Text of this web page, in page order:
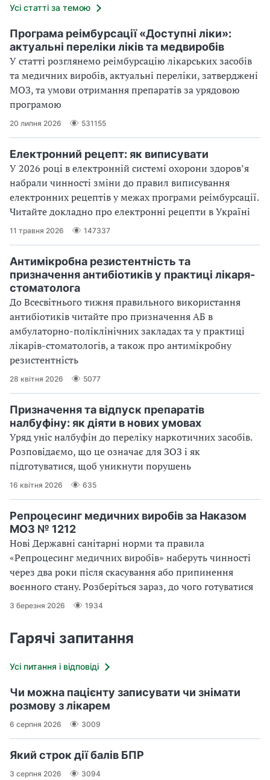
Усі статті за темою
Програма реімбурсації «Доступні ліки»:
актуальні переліки ліків та медвиробів
У статті розглянемо реімбурсацію лікарських засобів
та медичних виробів, актуальні переліки, затверджені
МОЗ, та умови отримання препаратів за урядовою
програмою
20 липня 2026 531155
Електронний рецепт: як виписувати
У 2026 році в електронній системі охорони здоровʼя
набрали чинності зміни до правил виписування
електронних рецептів у межах програми реімбурсації.
Читайте докладно про електронні рецепти в Україні
11 травня 2026 147337
Антимікробна резистентність та
призначення антибіотиків у практиці лікаря-
стоматолога
До Всесвітнього тижня правильного використання
антибіотиків читайте про призначення АБ в
амбулаторно-поліклінічних закладах та у практиці
лікарів-стоматологів, а також про антимікробну
резистентність
28 квітня 2026 5077
Призначення та відпуск препаратів
налбуфіну: як діяти в нових умовах
Уряд уніс налбуфін до переліку наркотичних засобів.
Розповідаємо, що це означає для ЗОЗ і як
підготуватися, щоб уникнути порушень
16 квітня 2026 635
Репроцесинг медичних виробів за Наказом
МОЗ № 1212
Нові Державні санітарні норми та правила
«Репроцесинг медичних виробів» наберуть чинності
через два роки після скасування або припинення
воєнного стану. Розберіться зараз, до чого готуватися
3 березня 2026 1934
Гарячі запитання
Усі питання і відповіді
Чи можна пацієнту записувати чи знімати
розмову з лікарем
6 серпня 2026 3009
Який строк дії балів БПР
3 серпня 2026 3094